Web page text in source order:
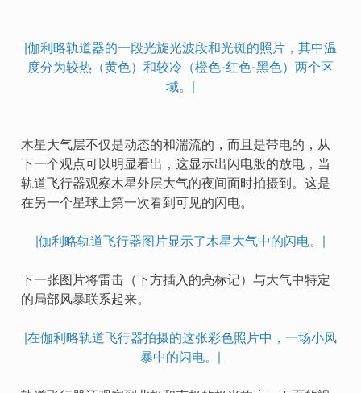
|伽利略轨道器的一段光旋光波段和光斑的照片，其中温
度分为较热（黄色）和较冷（橙色-红色-黑色）两个区
域。|
木星大气层不仅是动态的和湍流的，而且是带电的，从
下一个观点可以明显看出，这显示出闪电般的放电，当
轨道飞行器观察木星外层大气的夜间面时拍摄到。这是
在另一个星球上第一次看到可见的闪电。
|伽利略轨道飞行器图片显示了木星大气中的闪电。|
下一张图片将雷击（下方插入的亮标记）与大气中特定
的局部风暴联系起来。
|在伽利略轨道飞行器拍摄的这张彩色照片中，一场小风
暴中的闪电。|